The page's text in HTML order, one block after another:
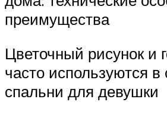
преимущества
Цветочный рисунок и
часто используются
спальни для девушки